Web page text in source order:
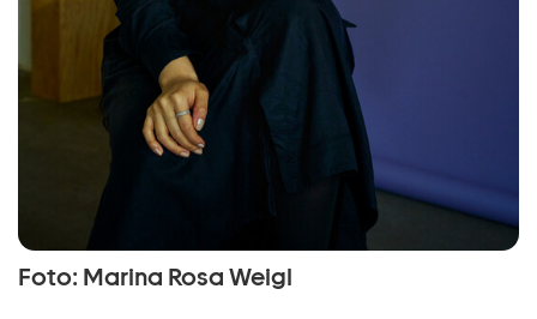
Foto: Marina Rosa Weigl